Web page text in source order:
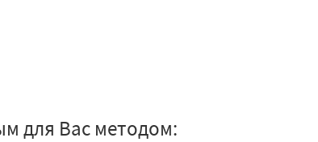
для Вас методом: